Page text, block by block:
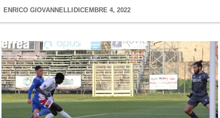
ENRICO GIOVANNELLI DICEMBRE 4, 2022